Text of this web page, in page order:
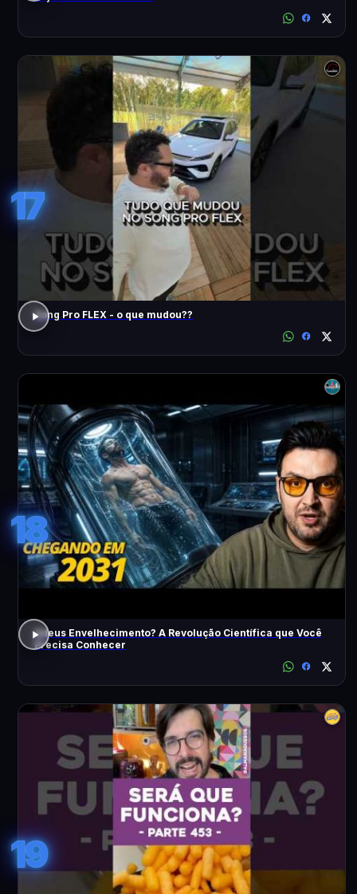
17
Song Pro FLEX - o que mudou??
18
Adeus Envelhecimento? A Revolução Científica que Você
Precisa Conhecer
19